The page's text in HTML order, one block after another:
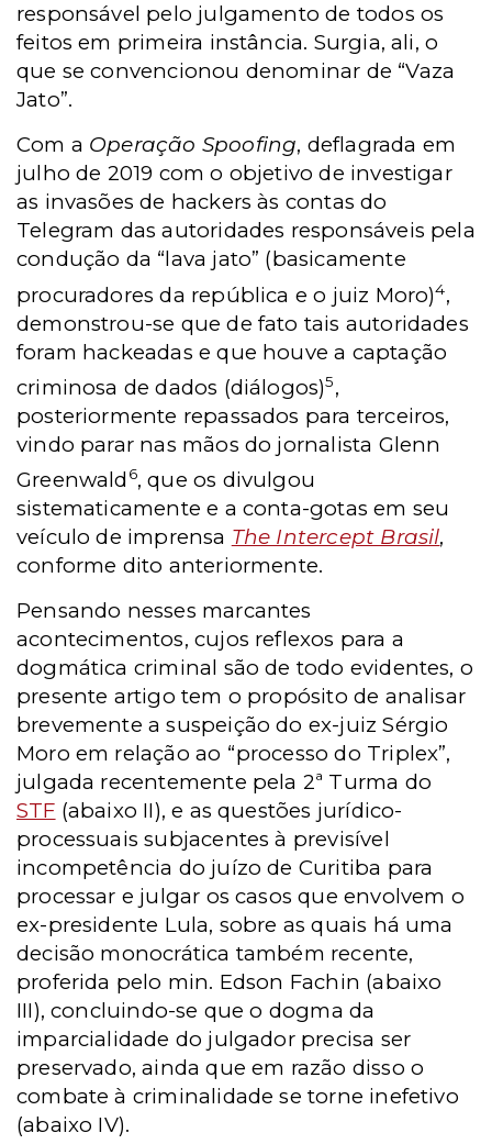
responsável pelo julgamento de todos os
feitos em primeira instância. Surgia, ali, o
que se convencionou denominar de “Vaza
Jato”.
Com a Operação Spoofing, deflagrada em
julho de 2019 com o objetivo de investigar
as invasões de hackers às contas do
Telegram das autoridades responsáveis pela
condução da “lava jato” (basicamente
procuradores da república e o juiz Moro)4,
demonstrou-se que de fato tais autoridades
foram hackeadas e que houve a captação
criminosa de dados (diálogos)5,
posteriormente repassados para terceiros,
vindo parar nas mãos do jornalista Glenn
Greenwald6, que os divulgou
sistematicamente e a conta-gotas em seu
veículo de imprensa The Intercept Brasil,
conforme dito anteriormente.
Pensando nesses marcantes
acontecimentos, cujos reflexos para a
dogmática criminal são de todo evidentes, o
presente artigo tem o propósito de analisar
brevemente a suspeição do ex-juiz Sérgio
Moro em relação ao “processo do Triplex”,
julgada recentemente pela 2ª Turma do
STF (abaixo II), e as questões jurídico-
processuais subjacentes à previsível
incompetência do juízo de Curitiba para
processar e julgar os casos que envolvem o
ex-presidente Lula, sobre as quais há uma
decisão monocrática também recente,
proferida pelo min. Edson Fachin (abaixo
III), concluindo-se que o dogma da
imparcialidade do julgador precisa ser
preservado, ainda que em razão disso o
combate à criminalidade se torne inefetivo
(abaixo IV).